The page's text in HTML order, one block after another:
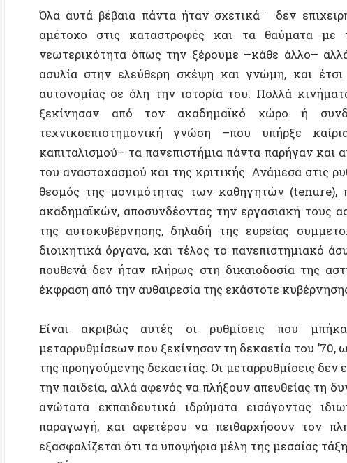
ξεκίνησαν από τον ακαδημαϊκό χώρο ή
τεχνικοεπιστημονική γνώση –που υπήρξε καίρια
καπιταλισμού– τα πανεπιστήμια πάντα παρήγαν και
του αναστοχασμού και της κριτικής. Ανάμεσα στις
θεσμός της μονιμότητας των καθηγητών (tenure), που
ακαδημαϊκών, αποσυνδέοντας την εργασιακή τους
της αυτοκυβέρνησης, δηλαδή της ευρείας συμμετοχής
διοικητικά όργανα, και τέλος το πανεπιστημιακό άσυλο,
πουθενά δεν ήταν πλήρως στη δικαιοδοσία της
έκφραση από την αυθαιρεσία της εκάστοτε κυβέρνησης.
Είναι ακριβώς αυτές οι ρυθμίσεις που μπήκαν
μεταρρυθμίσεων που ξεκίνησαν τη δεκαετία του ’70, ως
την παιδεία, αλλά αφενός να πλήξουν απευθείας τη
ανώτατα εκπαιδευτικά ιδρύματα εισάγοντας
παραγωγή, και αφετέρου να πειθαρχήσουν τον
πειθήνια.
Σε όποιες χώρες οι μεταρρυθμίσεις αυτές έχουν
αναγεννησιακή αποστολή της ολόπλευρης
μεσαιωνικό του χαρακτήρα, γίνεται δηλαδή κατά βάση
δυναμικού και στελεχών για τις επιχειρήσεις και τη
και αγοράς, τα τμήματα που εν δυνάμει παράγουν
ένα μετά το άλλο, ενώ γενικεύεται ο ανταγωνισμός για